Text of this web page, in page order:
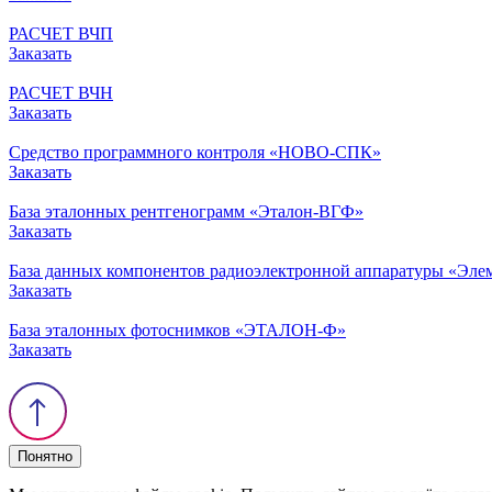
РАСЧЕТ ВЧП
Заказать
РАСЧЕТ ВЧН
Заказать
Средство программного контроля «НОВО-СПК»
Заказать
База эталонных рентгенограмм «Эталон-ВГФ»
Заказать
База данных компонентов радиоэлектронной аппаратуры
Заказать
База эталонных фотоснимков «ЭТАЛОН-Ф»
Заказать
Понятно